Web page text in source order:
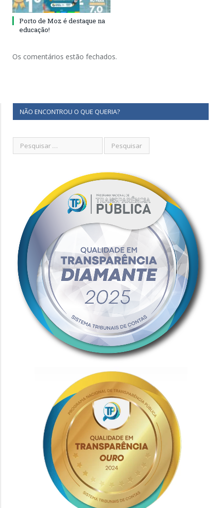
Porto de Moz é destaque na
educação!
Os comentários estão fechados.
NÃO ENCONTROU O QUE QUERIA?